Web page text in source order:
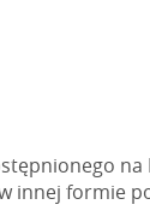
innej formie